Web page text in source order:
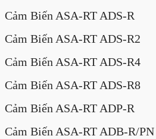
Cảm Biến ASA-RT ADS-R
Cảm Biến ASA-RT ADS-R2
Cảm Biến ASA-RT ADS-R4
Cảm Biến ASA-RT ADS-R8
Cảm Biến ASA-RT ADP-R
Cảm Biến ASA-RT ADB-R/PN